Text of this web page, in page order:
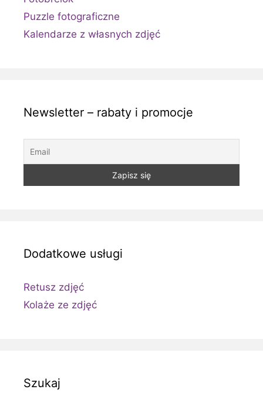
Puzzle fotograficzne
Kalendarze z własnych zdjęć
Newsletter – rabaty i promocje
Dodatkowe usługi
Retusz zdjęć
Kolaże ze zdjęć
Szukaj